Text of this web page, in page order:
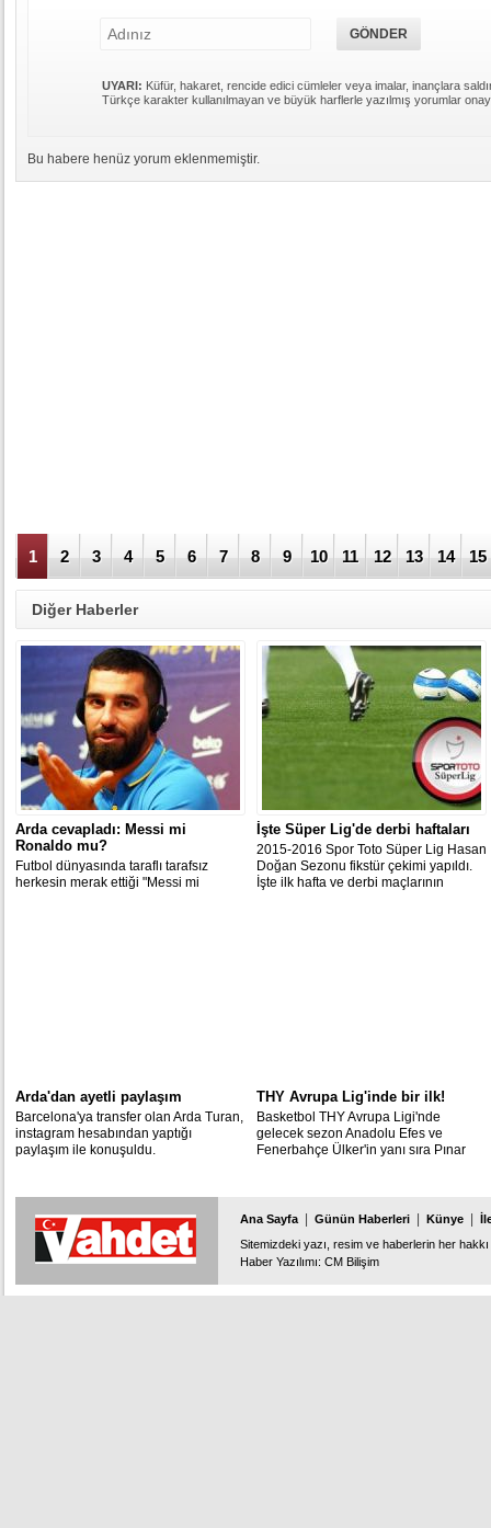
UYARI: Küfür, hakaret, rencide edici cümleler veya imalar, inançlara
Türkçe karakter kullanılmayan ve büyük harflerle yazılmış yorumlar
Bu habere henüz yorum eklenmemiştir.
1 2 3 4 5 6 7 8 9 10 11 12 13 14 15
Diğer Haberler
Arda cevapladı: Messi mi
Ronaldo mu?
Futbol dünyasında taraflı tarafsız
herkesin merak ettiği "Messi mi
İşte Süper Lig'de derbi haftaları
2015-2016 Spor Toto Süper Lig Hasan
Doğan Sezonu fikstür çekimi yapıldı.
İşte ilk hafta ve derbi maçlarının
Arda'dan ayetli paylaşım
Barcelona'ya transfer olan Arda Turan,
instagram hesabından yaptığı
paylaşım ile konuşuldu.
THY Avrupa Lig'inde bir ilk!
Basketbol THY Avrupa Ligi'nde
gelecek sezon Anadolu Efes ve
Fenerbahçe Ülker'in yanı sıra Pınar
Ana Sayfa Günün Haberleri Künye
Sitemizdeki yazı, resim ve haberlerin her
Haber Yazılımı: CM Bilişim